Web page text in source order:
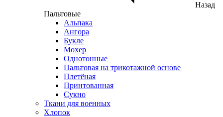
Назад
Пальтовые
Альпака
Ангора
Букле
Мохер
Однотонные
Пальтовая на трикотажной основе
Плетёная
Принтованная
Сукно
Ткани для военных
Хлопок